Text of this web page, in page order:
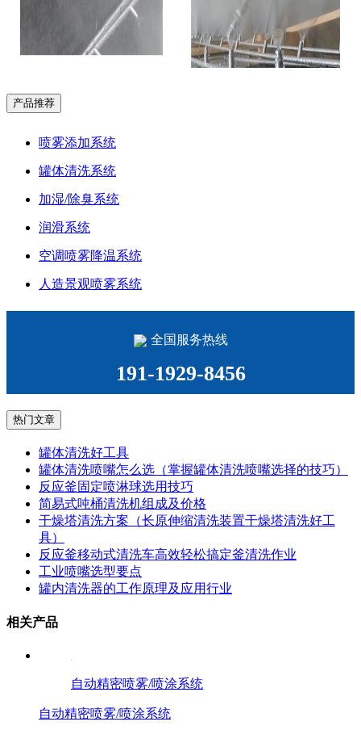
产品推荐
喷雾添加系统
罐体清洗系统
加湿/除臭系统
润滑系统
空调喷雾降温系统
人造景观喷雾系统
全国服务热线
191-1929-8456
热门文章
罐体清洗好工具
罐体清洗喷嘴怎么选（掌握罐体清洗喷嘴选择的技巧）
反应釜固定喷淋球选用技巧
简易式吨桶清洗机组成及价格
干燥塔清洗方案（长原伸缩清洗装置干燥塔清洗好工
具）
反应釜移动式清洗车高效轻松搞定釜清洗作业
工业喷嘴选型要点
罐内清洗器的工作原理及应用行业
相关产品
自动精密喷雾/喷涂系统
自动精密喷雾/喷涂系统